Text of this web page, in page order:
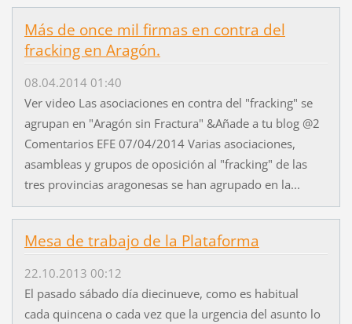
Más de once mil firmas en contra del
fracking en Aragón.
08.04.2014 01:40
Ver video Las asociaciones en contra del "fracking" se
agrupan en "Aragón sin Fractura" &Añade a tu blog @2
Comentarios EFE 07/04/2014 Varias asociaciones,
asambleas y grupos de oposición al "fracking" de las
tres provincias aragonesas se han agrupado en la...
Mesa de trabajo de la Plataforma
22.10.2013 00:12
El pasado sábado día diecinueve, como es habitual
cada quincena o cada vez que la urgencia del asunto lo